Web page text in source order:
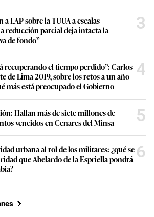
LAP sobre la TUUA a escalas
reducción parcial deja intacta la
de fondo”
3
recuperando el tiempo perdido”: Carlos
de Lima 2019, sobre los retos a un año
más está preocupado el Gobierno
4
Hallan más de siete millones de
vencidos en Cenares del Minsa
5
urbana al rol de los militares: ¿qué se
que Abelardo de la Espriella pondrá 6